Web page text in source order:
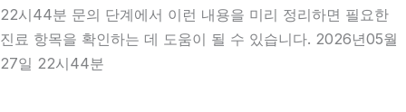
22시44분 문의 단계에서 이런 내용을 미리 정리하면 필요한
진료 항목을 확인하는 데 도움이 될 수 있습니다. 2026년05월
27일 22시44분